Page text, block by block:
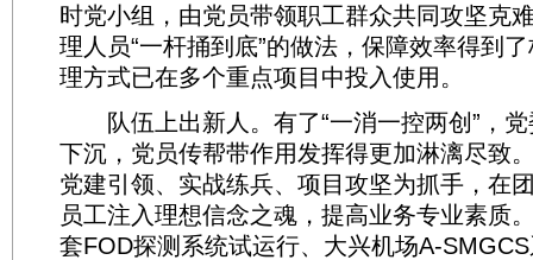
时党小组，由党员带领职工群众共同攻坚克
理人员“一杆捅到底”的做法，保障效率得到
理方式已在多个重点项目中投入使用。
队伍上出新人。有了“一消一控两创”，党
下沉，党员传帮带作用发挥得更加淋漓尽致
党建引领、实战练兵、项目攻坚为抓手，在
员工注入理想信念之魂，提高业务专业素质
套FOD探测系统试运行、大兴机场A-